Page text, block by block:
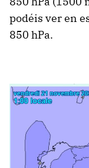
podéis ver en
850 hPa.